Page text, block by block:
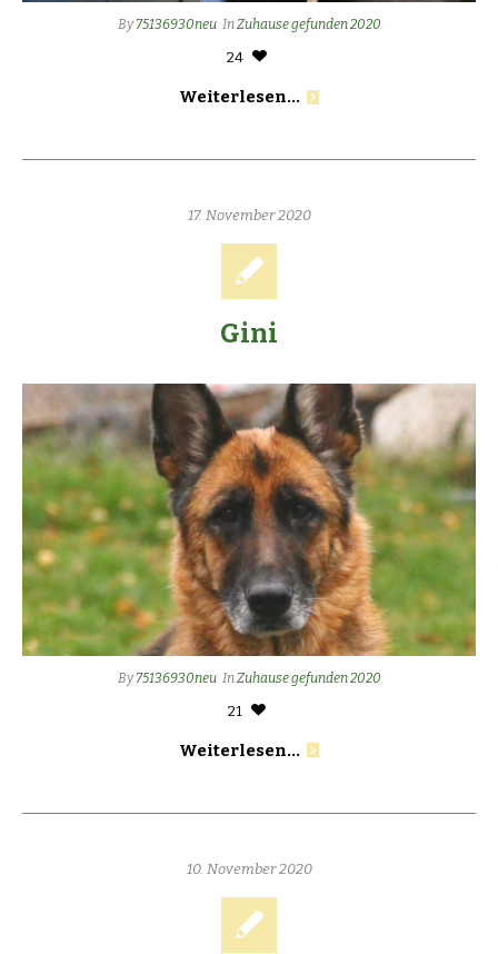
By75136930neu InZuhause gefunden 2020
24
Weiterlesen...
17. November 2020
Gini
By75136930neu InZuhause gefunden 2020
21
Weiterlesen...
10. November 2020